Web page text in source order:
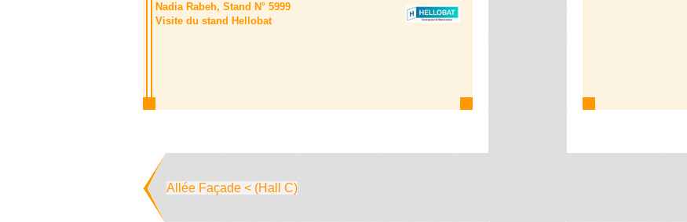
Nadia Rabeh, Stand N° 5999
Visite du stand Hellobat
Allée Façade < (Hall C)